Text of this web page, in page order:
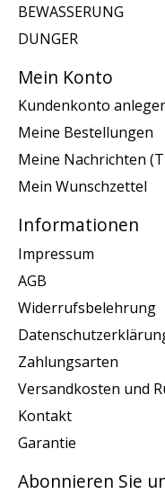
BEWASSERUNG
DUNGER
Mein Konto
Kundenkonto
Meine Bestellungen
Meine Nachrichten
Mein Wunschzettel
Informationen
Impressum
AGB
Widerrufsbelehrung
Zahlungsarten
Versandkosten und
Kontakt
Garantie
Abonnieren Sie